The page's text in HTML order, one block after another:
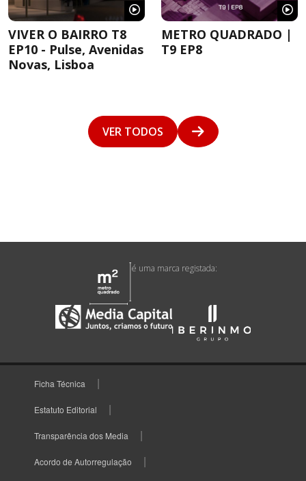
VIVER O BAIRRO T8
EP10 - Pulse, Avenidas
Novas, Lisboa
METRO QUADRADO |
T9 EP8
VER TODOS
é uma marca registada:
Ficha Técnica
Estatuto Editorial
Transparência dos Media
Acordo de Autorregulação